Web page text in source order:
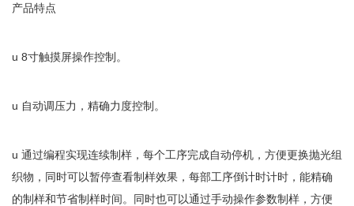
产品特点
u 8寸触摸屏操作控制。
u 自动调压力，精确力度控制。
u 通过编程实现连续制样，每个工序完成自动停机，方便更换抛光组
织物，同时可以暂停查看制样效果，每部工序倒计时计时，能精确
的制样和节省制样时间。同时也可以通过手动操作参数制样，方便